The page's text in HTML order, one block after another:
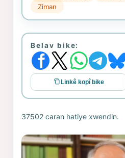
Ziman
Belav bike:
Linkê kopî bike
37502 caran hatiye xwendin.